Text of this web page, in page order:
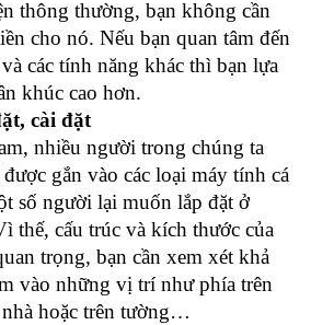
thông thường, bạn không cần
cho nó. Nếu bạn quan tâm đến
các tính năng khác thì bạn lựa
khúc cao hơn.
cài đặt
nhiều người trong chúng ta
gắn vào các loại máy tính cá
số người lại muốn lắp đặt ở
thế, cấu trúc và kích thước của
trọng, bạn cần xem xét khả
vào những vị trí như phía trên
hoặc trên tường…